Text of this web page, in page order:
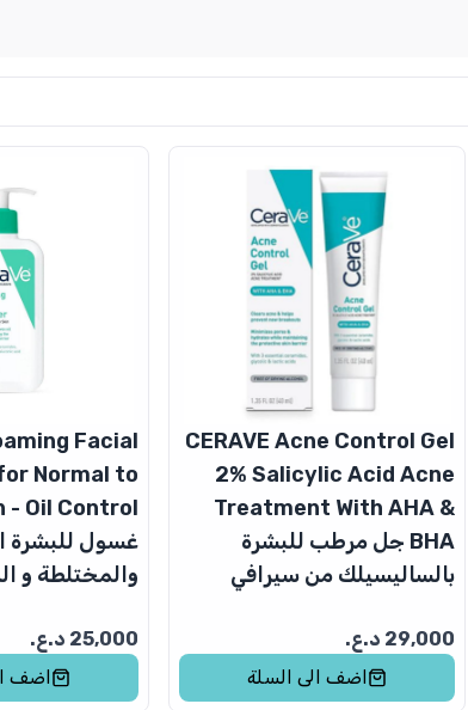
CERAVE Acne Control Gel
2% Salicylic Acid Acne
Treatment With AHA &
BHA جل مرطب للبشرة
بالساليسيلك من سيرافي
29,000 د.ع.
اضف الى السلة
Facial
Normal to
- Oil Control
غسول للبشرة
والمختلطة و
25,000 د.ع.
اضف